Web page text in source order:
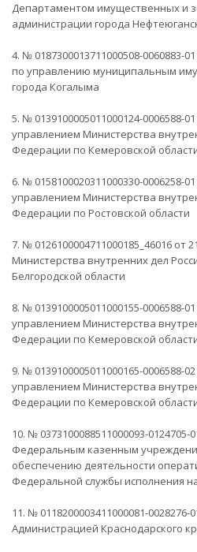
Департаментом имущественных и
администрации города
4. № 0187300013711000508-0060883-
по управлению муниципальным
города Когалыма
5. № 0139100005011000124-0006588-
управлением Министерства
Федерации по Кемеровской
6. № 0158100020311000330-0006258-
управлением Министерства
Федерации по Ростовской области
7. № 0126100004711000185_46016 от
Министерства внутренних дел
Белгородской области
8. № 0139100005011000155-0006588-
управлением Министерства
Федерации по Кемеровской
9. № 0139100005011000165-0006588-
управлением Министерства
Федерации по Кемеровской
10. № 0373100088511000093-0124705-
Федеральным казенным
обеспечению деятельности
Федеральной службы исполнения
11. № 0118200003411000081-0028276-
Администрацией Краснодарского